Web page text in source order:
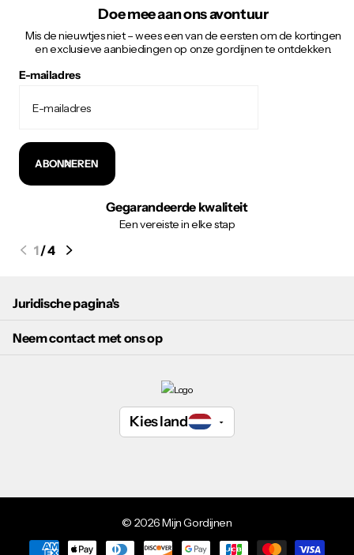
Doe mee aan ons avontuur
Mis de nieuwtjes niet – wees een van de eersten om de kortingen
en exclusieve aanbiedingen op onze gordijnen te ontdekken.
E-mailadres
ABONNEREN
Gegarandeerde kwaliteit
Een vereiste in elke stap
1/4
Juridische pagina's
Neem contact met ons op
Kies land
© 2026Mijn Gordijnen